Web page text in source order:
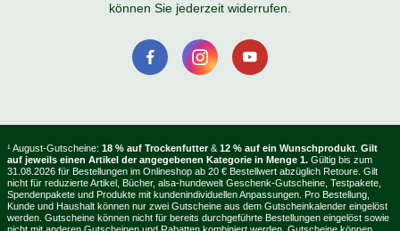
können Sie jederzeit widerrufen.
¹ August-Gutscheine: 18 % auf Trockenfutter & 12 % auf ein Wunschprodukt Gilt
auf jeweils einen Artikel der angegebenen Kategorie in Menge 1. Gültig bis zum
31.08.2026 für Bestellungen im Onlineshop ab 20 € Bestellwert abzüglich Retoure. Gilt
nicht für reduzierte Artikel, Bücher, alsa-hundewelt Geschenk-Gutscheine, Testpakete,
Spendenpakete und Produkte mit kundenindividuellen Anpassungen. Pro Bestellung,
Kunde und Haushalt können nur zwei Gutscheine aus dem Gutscheinkalender eingelöst
werden. Gutscheine können nicht für bereits durchgeführte Bestellungen eingelöst sowie